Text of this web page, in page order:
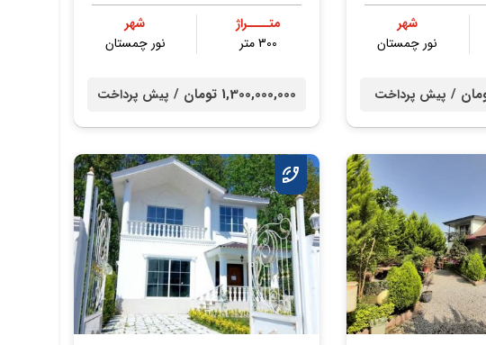
شهر
نور چمستان
پیش پرداخت
متــــراژ
300 متر
شهر
نور چمستان
1,300,000,000 تومان / پیش پرداخت